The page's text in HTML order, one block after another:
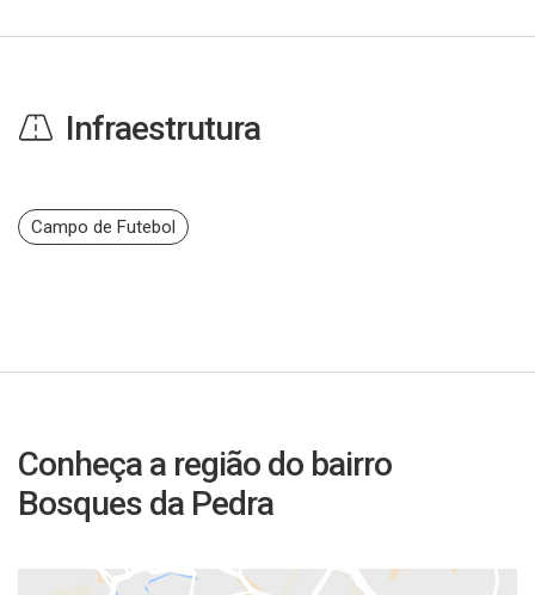
Infraestrutura
Campo de Futebol
Conheça a região do bairro
Bosques da Pedra